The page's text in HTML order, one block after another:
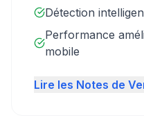
Détection
Performance
mobile
Lire les Notes de